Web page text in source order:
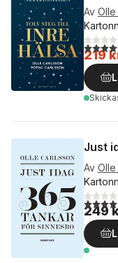
Av Olle
4,8
219
Just
Av Olle
4,6
249